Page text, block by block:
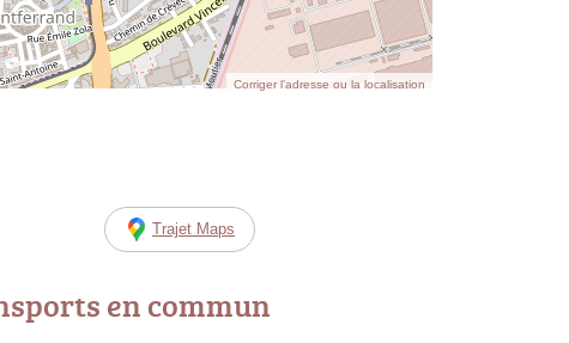
Corriger l’adresse ou la localisation
Trajet Maps
en commun